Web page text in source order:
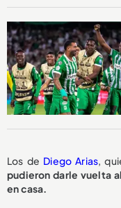
Los de Diego Arias,
pudieron darle vuelta
en casa.